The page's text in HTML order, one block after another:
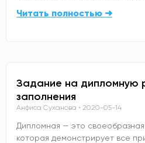
Читать полностью ➜
Задание на дипломную
заполнения
Анфиса Суханова 2020-05-14
Дипломная — это
которая демонстрирует все